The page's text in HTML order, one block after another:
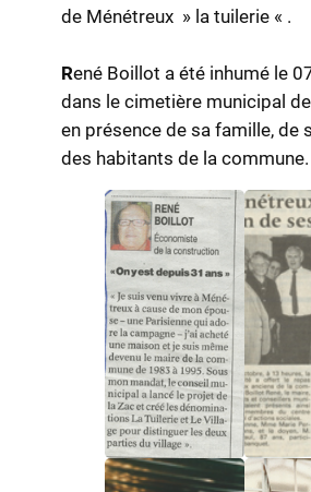
de Ménétreux » la tuilerie « .
René Boillot a été inhumé le
dans le cimetière municipal
en présence de sa famille, de
des habitants de la commune.